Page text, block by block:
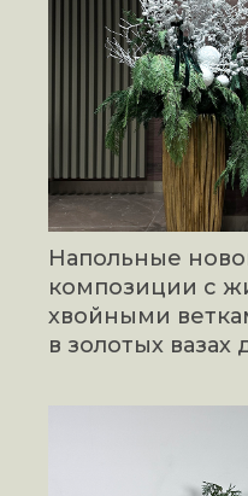
Напольные
композиции с
хвойными
в золотых вазах